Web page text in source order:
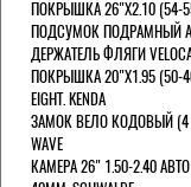
ПОКРЫШКА 26"Х2.10 (54-
ПОДСУМОК ПОДРАМНЫЙ A-
ДЕРЖАТЕЛЬ ФЛЯГИ
ПОКРЫШКА 20"Х1.95 (50-
EIGHT. KENDA
ЗАМОК ВЕЛО КОДОВЫЙ (4
WAVE
КАМЕРА 26" 1.50-2.40